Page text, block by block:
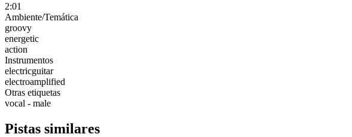
2:01
Ambiente/Temática
groovy
energetic
action
Instrumentos
electricguitar
electroamplified
Otras etiquetas
vocal - male
Pistas similares